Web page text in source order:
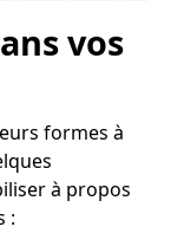
vos
formes à
à propos
: